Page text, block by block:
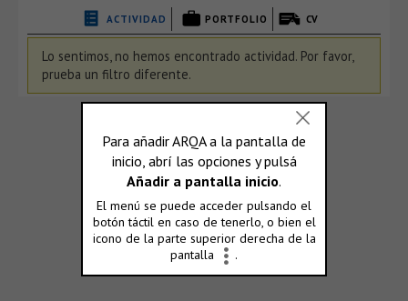
ACTIVIDAD PORTFOLIO CV
Lo sentimos, no hemos encontrado actividad. Por favor,
prueba un filtro diferente.